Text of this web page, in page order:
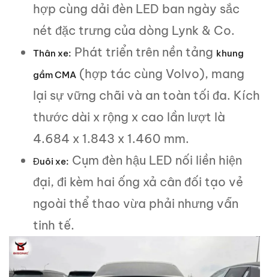
hợp cùng dải đèn LED ban ngày sắc
nét đặc trưng của dòng Lynk & Co.
Thân xe: Phát triển trên nền tảng khung
gầm CMA (hợp tác cùng Volvo), mang
lại sự vững chãi và an toàn tối đa. Kích
thước dài x rộng x cao lần lượt là
4.684 x 1.843 x 1.460 mm.
Đuôi xe: Cụm đèn hậu LED nối liền hiện
đại, đi kèm hai ống xả cân đối tạo vẻ
ngoài thể thao vừa phải nhưng vẫn
tinh tế.